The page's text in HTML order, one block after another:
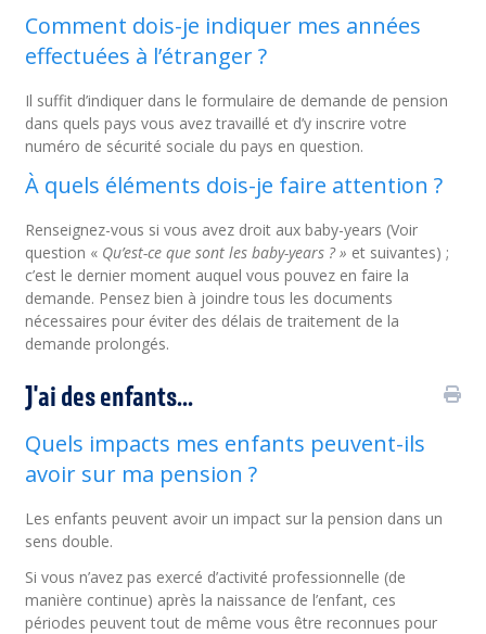
Comment dois-je indiquer mes années
effectuées à l’étranger ?
Il suffit d’indiquer dans le formulaire de demande de pension
dans quels pays vous avez travaillé et d’y inscrire votre
numéro de sécurité sociale du pays en question.
À quels éléments dois-je faire attention ?
Renseignez-vous si vous avez droit aux baby-years (Voir
question « Qu’est-ce que sont les baby-years ? » et suivantes) ;
c’est le dernier moment auquel vous pouvez en faire la
demande. Pensez bien à joindre tous les documents
nécessaires pour éviter des délais de traitement de la
demande prolongés.
J'ai des enfants...
Quels impacts mes enfants peuvent-ils
avoir sur ma pension ?
Les enfants peuvent avoir un impact sur la pension dans un
sens double.
Si vous n’avez pas exercé d’activité professionnelle (de
manière continue) après la naissance de l’enfant, ces
périodes peuvent tout de même vous être reconnues pour